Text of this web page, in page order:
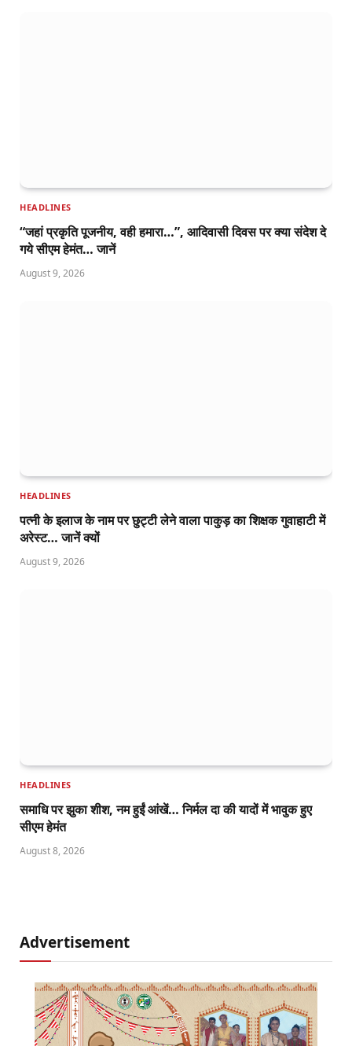
HEADLINES
“जहां प्रकृति पूजनीय, वही हमारा…”, आदिवासी दिवस पर क्या संदेश दे
गये सीएम हेमंत… जानें
August 9, 2026
HEADLINES
पत्नी के इलाज के नाम पर छुट्टी लेने वाला पाकुड़ का शिक्षक गुवाहाटी में
अरेस्ट… जानें क्यों
August 9, 2026
HEADLINES
समाधि पर झुका शीश, नम हुईं आंखें… निर्मल दा की यादों में भावुक हुए
सीएम हेमंत
August 8, 2026
Advertisement